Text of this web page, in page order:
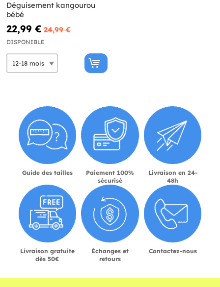
Déguisement kangourou
bébé
22,99 € 24,99 €
DISPONIBLE
Guide des tailles
Paiement 100%
sécurisé
Livraison en 24-
48h
Livraison gratuite
dès 50€
Échanges et
retours
Contactez-nous